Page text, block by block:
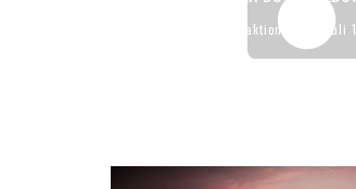
Redaktionen juli